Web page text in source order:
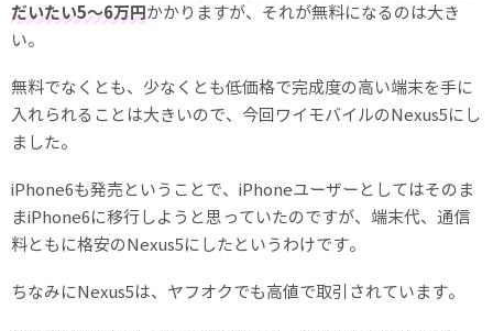
だいたい5〜6万円かかりますが、それが無料になるのは大き
い。
無料でなくとも、少なくとも低価格で完成度の高い端末を手に
入れられることは大きいので、今回ワイモバイルのNexus5にし
ました。
iPhone6も発売ということで、iPhoneユーザーとしてはそのま
まiPhone6に移行しようと思っていたのですが、端末代、通信
料ともに格安のNexus5にしたというわけです。
ちなみにNexus5は、ヤフオクでも高値で取引されています。